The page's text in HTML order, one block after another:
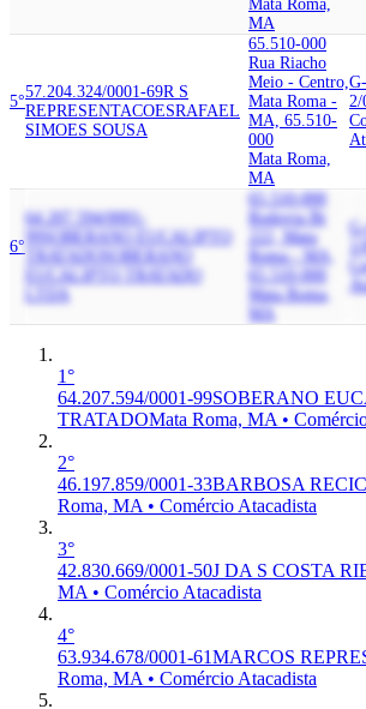
Mata Roma,
MA
5°
57.204.324/0001-69R S
REPRESENTACOESRAFAEL
SIMOES SOUSA
65.510-000
Rua Riacho
Meio - Centro,
Mata Roma -
MA, 65.510-
000
Mata Roma,
MA
2/
6°
64.207.594/0001-
SOBERANO EUCALIPTO
TRATADO
SOBERANO
EUCALIPTO TRATADO
LTDA
65.510-000
Rodovia Br
222, Mata
Roma - MA,
65.510-000
Mata Roma,
MA
1°
64.207.594/0001-99SOBERANO
TRATADOMata Roma, MA •
2°
46.197.859/0001-33BARBOSA
Roma, MA • Comércio Atacadista
3°
42.830.669/0001-50J DA S COSTA
MA • Comércio Atacadista
4°
63.934.678/0001-61MARCOS
Roma, MA • Comércio Atacadista